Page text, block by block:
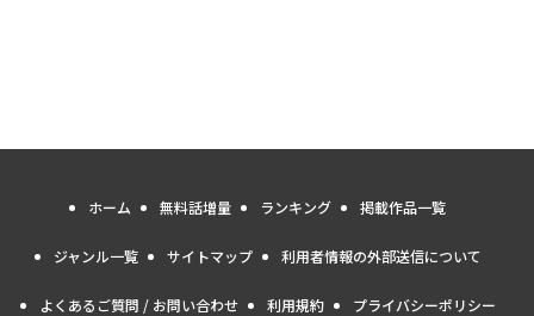
ホーム 無料話増量 ランキング 掲載作品一覧
ジャンル一覧 サイトマップ 利用者情報の外部送信について
よくあるご質問 / お問い合わせ 利用規約 プライバシーポリシー